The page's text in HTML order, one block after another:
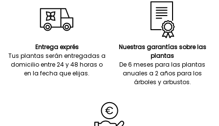
Entrega exprés
Tus plantas serán entregadas a
domicilio entre 24 y 48 horas o
en la fecha que elijas.
Nuestras garantías sobre las
plantas
De 6 meses para las plantas
anuales a 2 años para los
árboles y arbustos.